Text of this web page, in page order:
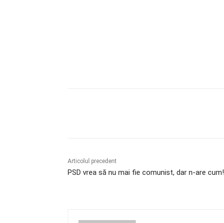
Articolul precedent
PSD vrea să nu mai fie comunist, dar n-are cum!